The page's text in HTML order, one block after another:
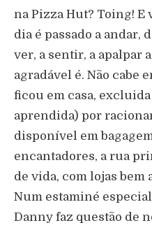
na Pizza Hut? Toing! E
dia é passado a andar,
ver, a sentir, a apalpar
agradável é. Não cabe
ficou em casa,
aprendida) por
disponível em
encantadores, a rua
de vida, com lojas bem
Num estaminé
Danny faz questão de